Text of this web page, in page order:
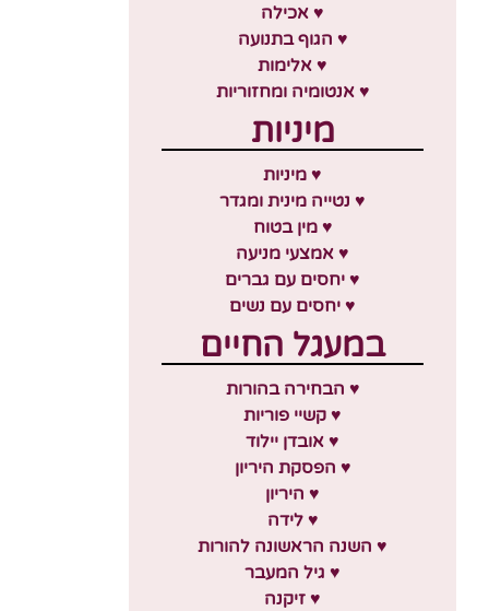
♥ אכילה
♥ הגוף בתנועה
♥ אלימות
♥ אנטומיה ומחזוריות
מיניות
♥ מיניות
♥ נטייה מינית ומגדר
♥ מין בטוח
♥ אמצעי מניעה
♥ יחסים עם גברים
♥ יחסים עם נשים
במעגל החיים
♥ הבחירה בהורות
♥ קשיי פוריות
♥ אובדן יילוד
♥ הפסקת היריון
♥ היריון
♥ לידה
♥ השנה הראשונה להורות
♥ גיל המעבר
♥ זיקנה